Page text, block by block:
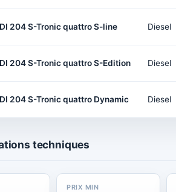
204 S-Tronic quattro S-line Diesel
204 S-Tronic quattro S-Edition Diesel
204 S-Tronic quattro Dynamic Diesel
techniques
PRIX MIN